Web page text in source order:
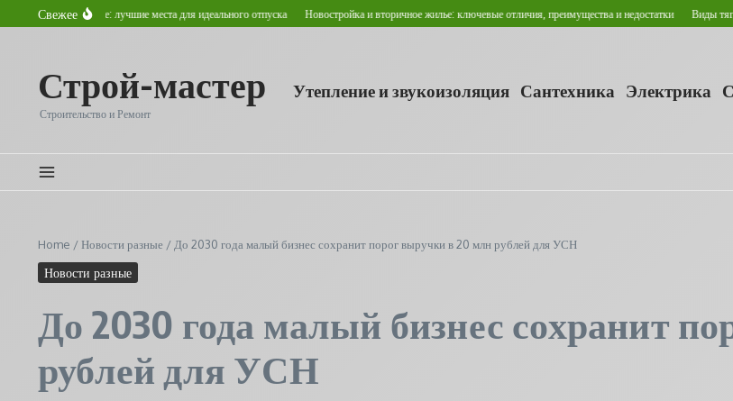
Перейти к содержанию
Свежее
в Астане: лучшие места для идеального отпуска Новостройка и вторичное жилье: ключевые отличия, преимущества и недостатки Виды тягачей:
Строй-мастер
Строительство и Ремонт
Утепление и звукоизоляция Сантехника Электрика
Home /Новости разные / До 2030 года малый бизнес сохранит порог выручки в 20 млн рублей для УСН
Новости разные
До 2030 года малый бизнес сохранит
рублей для УСН